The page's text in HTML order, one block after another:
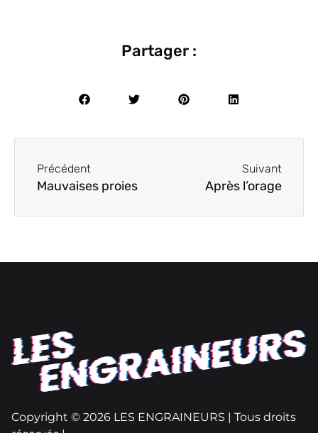
Partager :
Suivant
Après l’orage
Précédent
Mauvaises proies
Copyright © 2026 LES ENGRAINEURS | Tous droits